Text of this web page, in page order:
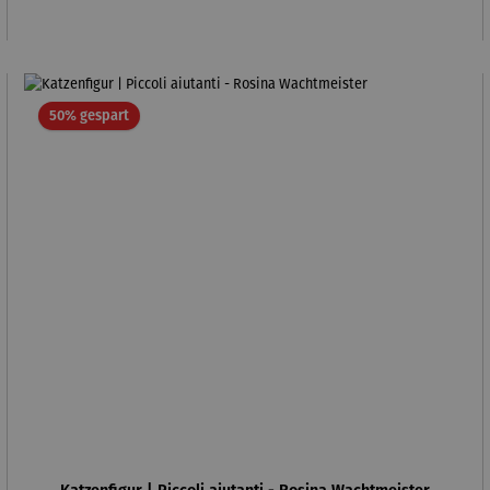
50% gespartRabatt